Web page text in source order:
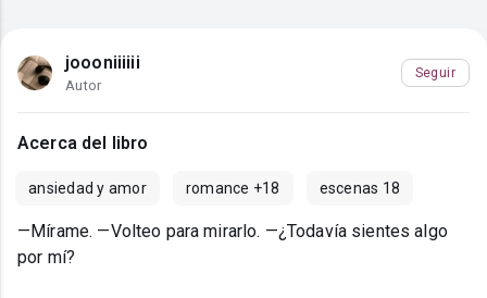
joooniiiiii
Autor
Seguir
Acerca del libro
ansiedad y amor romance +18 escenas 18
—Mírame. —Volteo para mirarlo. —¿Todavía sientes algo
por mí?